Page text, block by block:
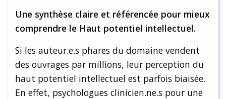
Une synthèse claire et référencée pour mieux
comprendre le Haut potentiel intellectuel.
Si les auteur.e.s phares du domaine vendent
des ouvrages par millions, leur perception du
haut potentiel intellectuel est parfois biaisée.
En effet, psychologues clinicien.ne.s pour une